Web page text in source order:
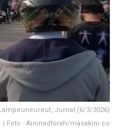
Jumat (6/3/3026)
| Foto : Aininadhirah/masakini.co